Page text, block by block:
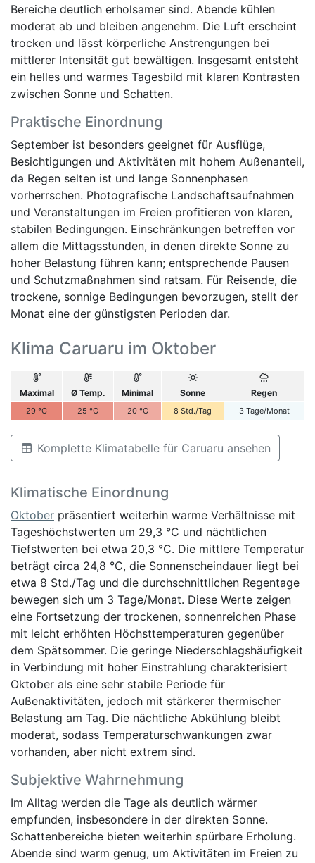
Bereiche deutlich erholsamer sind. Abende kühlen
moderat ab und bleiben angenehm. Die Luft erscheint
trocken und lässt körperliche Anstrengungen bei
mittlerer Intensität gut bewältigen. Insgesamt entsteht
ein helles und warmes Tagesbild mit klaren Kontrasten
zwischen Sonne und Schatten.
Praktische Einordnung
September ist besonders geeignet für Ausflüge,
Besichtigungen und Aktivitäten mit hohem Außenanteil,
da Regen selten ist und lange Sonnenphasen
vorherrschen. Photografische Landschaftsaufnahmen
und Veranstaltungen im Freien profitieren von klaren,
stabilen Bedingungen. Einschränkungen betreffen vor
allem die Mittagsstunden, in denen direkte Sonne zu
hoher Belastung führen kann; entsprechende Pausen
und Schutzmaßnahmen sind ratsam. Für Reisende, die
trockene, sonnige Bedingungen bevorzugen, stellt der
Monat eine der günstigsten Perioden dar.
Klima Caruaru im Oktober
Maximal Ø Temp. Minimal Sonne Regen
29 °C 25 °C 20 °C 8 Std./Tag 3 Tage/Monat
Komplette Klimatabelle für Caruaru ansehen
Klimatische Einordnung
Oktober präsentiert weiterhin warme Verhältnisse mit
Tageshöchstwerten um 29,3 °C und nächtlichen
Tiefstwerten bei etwa 20,3 °C. Die mittlere Temperatur
beträgt circa 24,8 °C, die Sonnenscheindauer liegt bei
etwa 8 Std./Tag und die durchschnittlichen Regentage
bewegen sich um 3 Tage/Monat. Diese Werte zeigen
eine Fortsetzung der trockenen, sonnenreichen Phase
mit leicht erhöhten Höchsttemperaturen gegenüber
dem Spätsommer. Die geringe Niederschlagshäufigkeit
in Verbindung mit hoher Einstrahlung charakterisiert
Oktober als eine sehr stabile Periode für
Außenaktivitäten, jedoch mit stärkerer thermischer
Belastung am Tag. Die nächtliche Abkühlung bleibt
moderat, sodass Temperaturschwankungen zwar
vorhanden, aber nicht extrem sind.
Subjektive Wahrnehmung
Im Alltag werden die Tage als deutlich wärmer
empfunden, insbesondere in der direkten Sonne.
Schattenbereiche bieten weiterhin spürbare Erholung.
Abende sind warm genug, um Aktivitäten im Freien zu